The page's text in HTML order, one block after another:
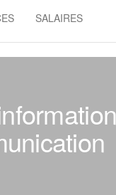
SALAIRES